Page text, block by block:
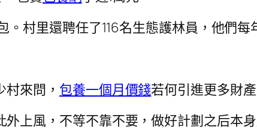
村里還聘任了116名生態護林員，他們每
來問， 包養一個月價錢若何引進更多財
上風，不等不靠不要，做好計劃之后本